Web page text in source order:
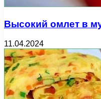
Высокий омлет в
11.04.2024